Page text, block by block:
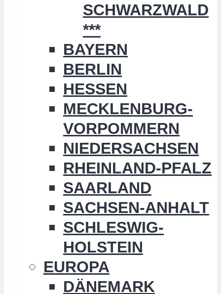
SCHWARZWALD
***
BAYERN
BERLIN
HESSEN
MECKLENBURG-
VORPOMMERN
NIEDERSACHSEN
RHEINLAND-PFALZ
SAARLAND
SACHSEN-ANHALT
SCHLESWIG-
HOLSTEIN
EUROPA
DÄNEMARK